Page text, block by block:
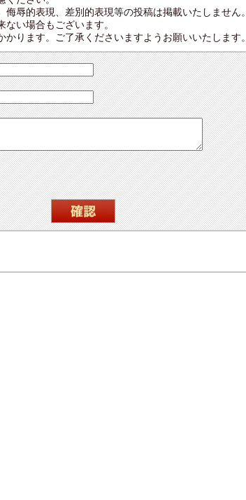
辱的表現、差別的表現等の投稿は掲載いたしません。
い場合もございます。
ります。ご了承くださいますようお願いいたします。